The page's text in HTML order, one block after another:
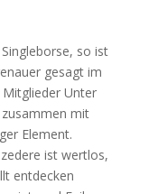
so ist
gesagt im
Unter
mit
Element.
ist wertlos,
entdecken